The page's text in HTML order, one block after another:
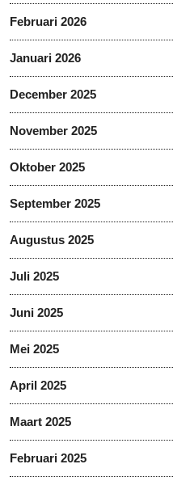
Februari 2026
Januari 2026
December 2025
November 2025
Oktober 2025
September 2025
Augustus 2025
Juli 2025
Juni 2025
Mei 2025
April 2025
Maart 2025
Februari 2025